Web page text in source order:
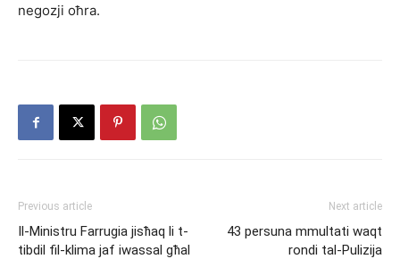
negozji oħra.
Previous article
Il-Ministru Farrugia jisħaq li t-
tibdil fil-klima jaf iwassal għal
Next article
43 persuna mmultati waqt
rondi tal-Pulizija